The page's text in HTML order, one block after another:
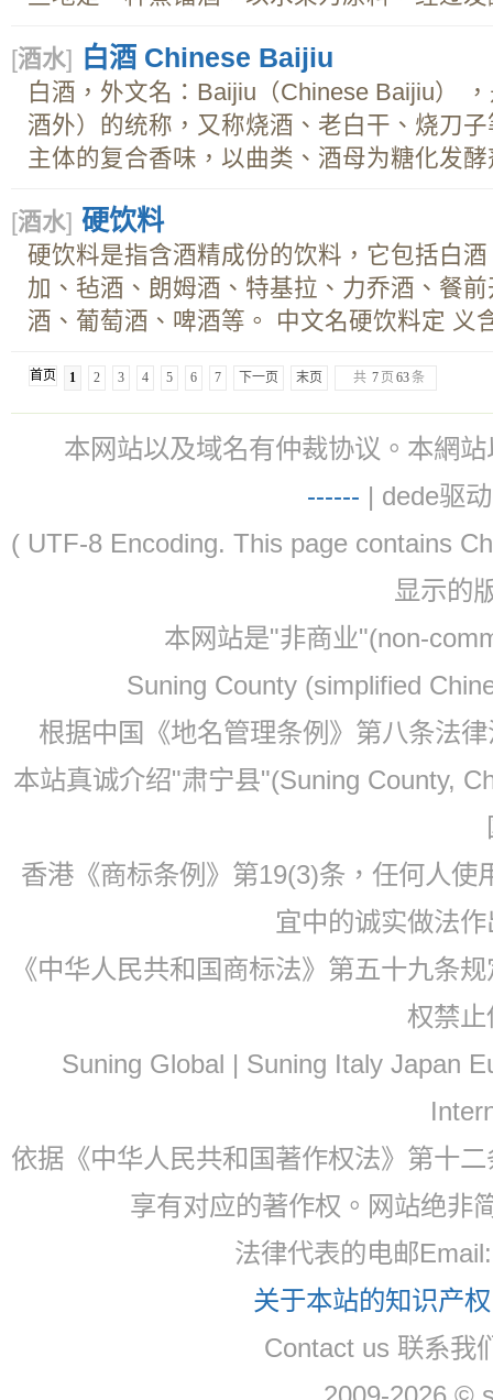
[酒水] 白酒 Chinese Baijiu
白酒，外文名：Baijiu（Chinese Baijiu）
酒外）的统称，又称烧酒、老白干、烧刀
主体的复合香味，以曲类、酒母为糖化发酵
[酒水] 硬饮料
硬饮料是指含酒精成份的饮料，它包括白
加、毡酒、朗姆酒、特基拉、力乔酒、餐
酒、葡萄酒、啤酒等。 中文名硬饮料定 义
首页 1 2 3 4 5 6 7 下一页 末页 共 7 页 63 条
本网站以及域名有仲裁协议。本網
------ | dede驱
( UTF-8 Encoding. This page contains
显示的
本网站是"非商业"(non-
Suning County (simplified
根据中国《地名管理条例》第八条法
本站真诚介绍"肃宁县"(Suning County,
香港《商标条例》第19(3)条，任何人
宜中的诚实做法
《中华人民共和国商标法》第五十九条
权禁
Suning Global | Suning Italy Japan
依据《中华人民共和国著作权法》第十
享有对应的著作权。网站绝非
法律代表的电邮
关于本站的知识产
Contact us 联系我